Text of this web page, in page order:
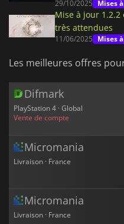
29/10/2025 Mises
Mise à jour 1.2.2
très attendues
11/06/2025 Mises
Les meilleures offres
Difmark
PlayStation 4 · Global
Vente de compte
Micromania
Livraison · France
Micromania
Livraison · France